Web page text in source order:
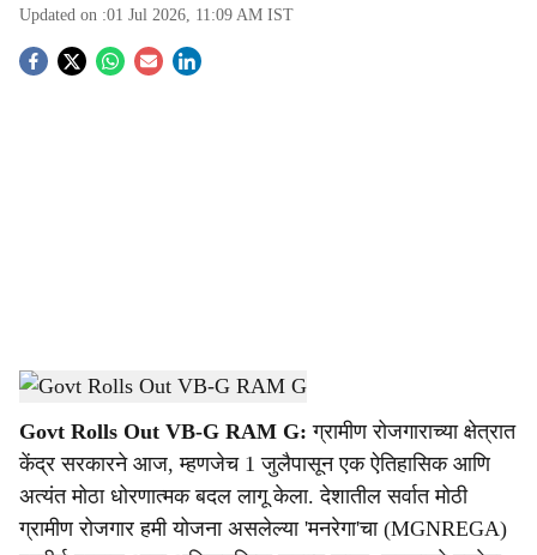
Updated on :01 Jul 2026, 11:09 AM IST
S
a
r
PM Modi- Dainik Gomantak
Govt Rolls Out VB-G RAM G: ग्रामीण रोजगाराच्या क्षेत्रात
केंद्र सरकारने आज, म्हणजेच 1 जुलैपासून एक ऐतिहासिक आणि
अत्यंत मोठा धोरणात्मक बदल लागू केला. देशातील सर्वात मोठी
ग्रामीण रोजगार हमी योजना असलेल्या 'मनरेगा'चा (MGNREGA)